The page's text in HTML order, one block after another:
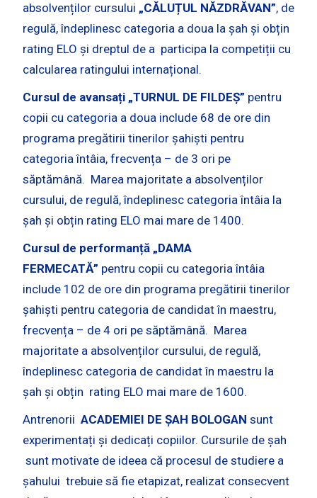
absolvenților cursului „CĂLUȚUL NĂZDRĂVAN”, de
regulă, îndeplinesc categoria a doua la șah și obțin
rating ELO și dreptul de a participa la competiții cu
calcularea ratingului internațional.
Cursul de avansați „TURNUL DE FILDEȘ” pentru
copii cu categoria a doua include 68 de ore din
programa pregătirii tinerilor șahiști pentru
categoria întâia, frecvența – de 3 ori pe
săptămână. Marea majoritate a absolvenților
cursului, de regulă, îndeplinesc categoria întâia la
șah și obțin rating ELO mai mare de 1400.
Cursul de performanță „DAMA
FERMECATĂ” pentru copii cu categoria întâia
include 102 de ore din programa pregătirii tinerilor
șahiști pentru categoria de candidat în maestru,
frecvența – de 4 ori pe săptămână. Marea
majoritate a absolvenților cursului, de regulă,
îndeplinesc categoria de candidat în maestru la
șah și obțin rating ELO mai mare de 1600.
Antrenorii ACADEMIEI DE ȘAH BOLOGAN sunt
experimentați și dedicați copiilor. Cursurile de șah
sunt motivate de ideea că procesul de studiere a
șahului trebuie să fie etapizat, realizat consecvent